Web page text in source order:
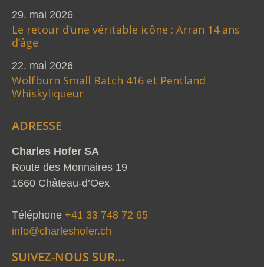
29. mai 2026
Le retour d’une véritable icône : Arran 14 ans
d’âge
22. mai 2026
Wolfburn Small Batch 416 et Pentland
Whiskyliqueur
ADRESSE
Charles Hofer SA
Route des Monnaires 19
1660 Château-d’Oex
Téléphone +41 33 748 72 65
info@charleshofer.ch
SUIVEZ-NOUS SUR…